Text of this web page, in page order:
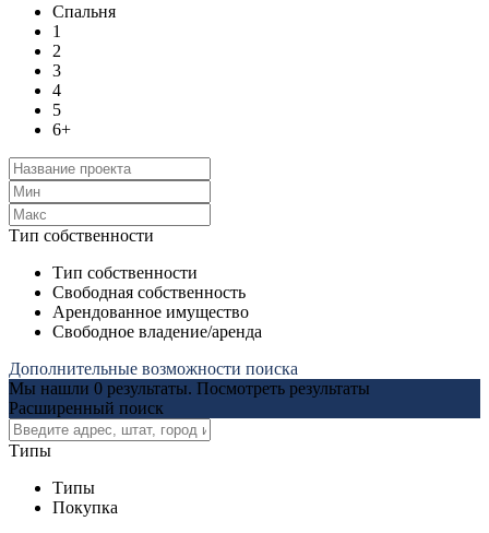
Спальня
1
2
3
4
5
6+
Тип собственности
Тип собственности
Свободная собственность
Арендованное имущество
Свободное владение/аренда
Дополнительные возможности поиска
Мы нашли 0 результаты. Посмотреть результаты
Расширенный поиск
Типы
Типы
Покупка